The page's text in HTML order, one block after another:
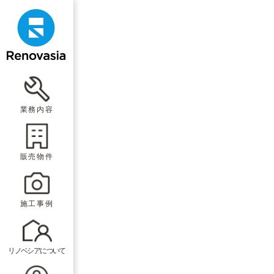
業務内容
販売物件
施工事例
リノベシアについて